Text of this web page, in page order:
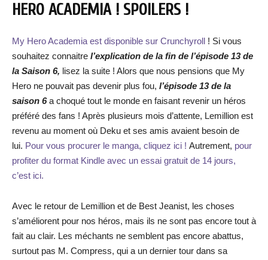
HERO ACADEMIA ! SPOILERS !
My Hero Academia est disponible sur Crunchyroll ! Si vous
souhaitez connaitre l’explication de la fin de l’épisode 13de
la Saison 6, lisez la suite ! Alors que nous pensions que My
Hero ne pouvait pas devenir plus fou, l’épisode 13 de la
saison 6a choqué tout le monde en faisant revenir un héros
préféré des fans ! Après plusieurs mois d’attente, Lemillion est
revenu au moment où Deku et ses amis avaient besoin de
lui. Pour vous procurer le manga, cliquez ici ! Autrement, pour
profiter du format Kindle avec un essai gratuit de 14 jours,
c’est ici.
Avec le retour de Lemillion et de Best Jeanist, les choses
s’améliorent pour nos héros, mais ils ne sont pas encore tout à
fait au clair. Les méchants ne semblent pas encore abattus,
surtout pas M. Compress, qui a un dernier tour dans sa